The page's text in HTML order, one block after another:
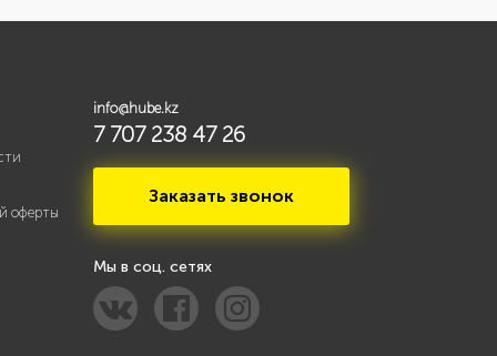
оферты
info@hube.kz
7 707 238 47 26
Заказать звонок
Мы в соц. сетях